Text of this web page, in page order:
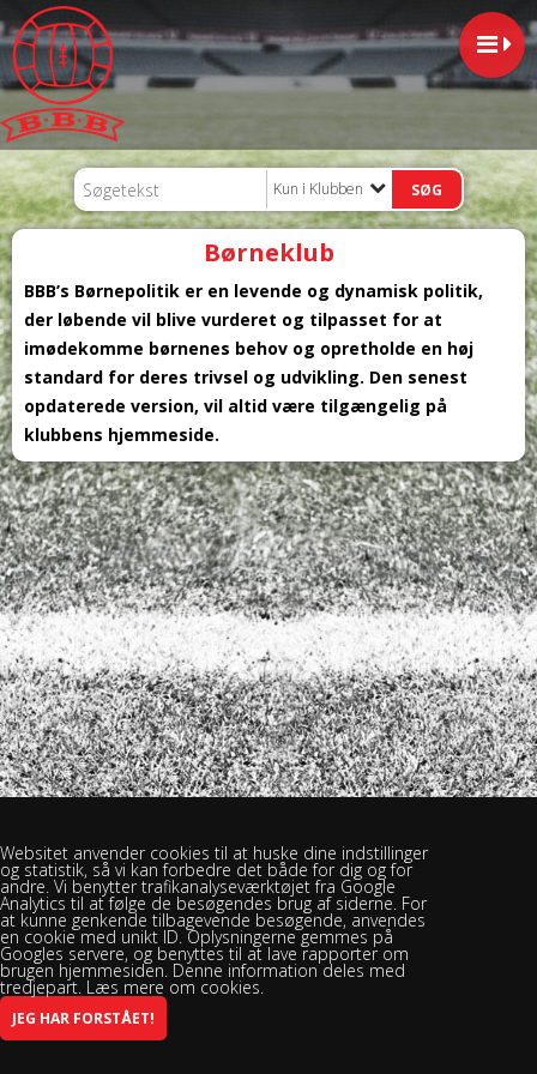
Kun i Klubben
Børneklub
BBB’s Børnepolitik er en levende og dynamisk politik,
der løbende vil blive vurderet og tilpasset for at
imødekomme børnenes behov og opretholde en høj
standard for deres trivsel og udvikling. Den senest
opdaterede version, vil altid være tilgængelig på
klubbens hjemmeside.
Brændekilde Bellinge Boldklub - Brændekilevej 30, 5250 Odense SV -
Spillested: Rasmus Rask Skolen
Websitet anvender cookies til at huske dine indstillinger
og statistik, så vi kan forbedre det både for dig og for
andre. Vi benytter trafikanalyseværktøjet fra Google
Analytics til at følge de besøgendes brug af siderne. For
at kunne genkende tilbagevende besøgende, anvendes
en cookie med unikt ID. Oplysningerne gemmes på
Googles servere, og benyttes til at lave rapporter om
brugen hjemmesiden. Denne information deles med
tredjepart. Læs mere om cookies.